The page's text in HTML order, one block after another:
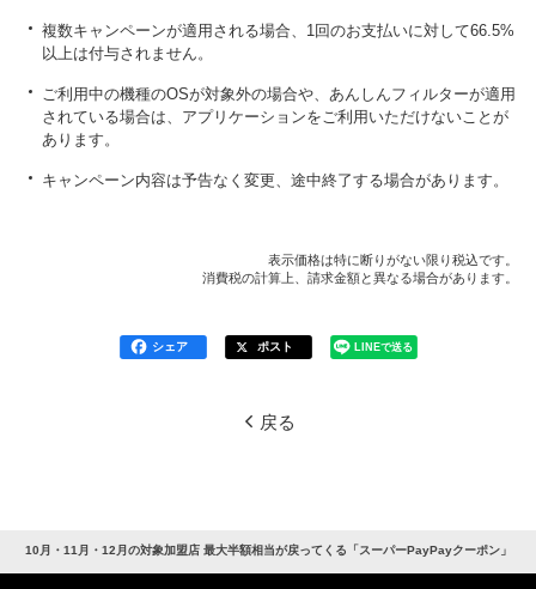
複数キャンペーンが適用される場合、1回のお支払いに対して66.5%
以上は付与されません。
ご利用中の機種のOSが対象外の場合や、あんしんフィルターが適用
されている場合は、アプリケーションをご利用いただけないことが
あります。
キャンペーン内容は予告なく変更、途中終了する場合があります。
表示価格は特に断りがない限り税込です。
消費税の計算上、請求金額と異なる場合があります。
シェア ポスト LINEで送る
戻る
10月・11月・12月の対象加盟店 最大半額相当が戻ってくる「スーパーPayPayクーポン」